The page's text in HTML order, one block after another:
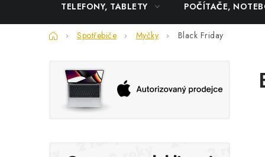
TELEFONY, TABLETY POČÍTAČE,
DomůSpotřebiče Myčky Black Friday